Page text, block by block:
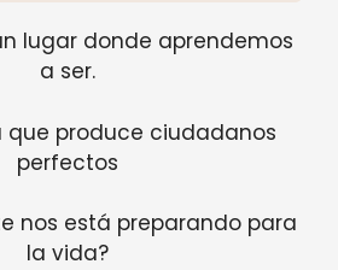
lugar donde aprendemos
a ser.
que produce ciudadanos
perfectos
nos está preparando para
la vida?